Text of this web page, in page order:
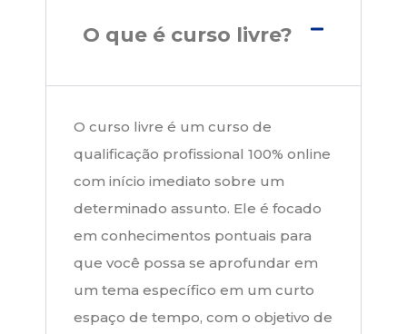
O que é curso livre?
O curso livre é um curso de
qualificação profissional 100% online
com início imediato sobre um
determinado assunto. Ele é focado
em conhecimentos pontuais para
que você possa se aprofundar em
um tema específico em um curto
espaço de tempo, com o objetivo de